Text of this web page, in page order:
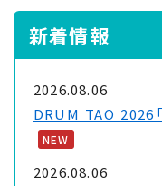
新着情報
2026.08.06
DRUM TAO 2026
NEW
2026.08.06